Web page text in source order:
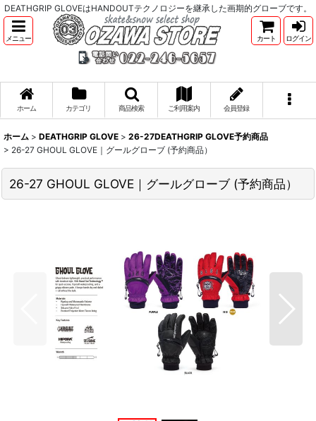
DEATHGRIP GLOVEはHANDOUTテクノロジーを継承した画期的グローブです。
メニュー カート ログイン
ホーム カテゴリ 商品検索 ご利用案内 会員登録
ホーム > DEATHGRIP GLOVE > 26-27DEATHGRIP GLOVE予約商品
> 26-27 GHOUL GLOVE｜グールグローブ (予約商品）
26-27 GHOUL GLOVE｜グールグローブ (予約商品）